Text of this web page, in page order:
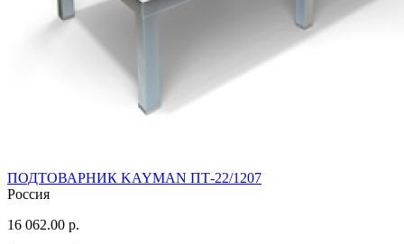
ПОДТОВАРНИК KAYMAN ПТ-22/1207
Россия
16 062.00 р.